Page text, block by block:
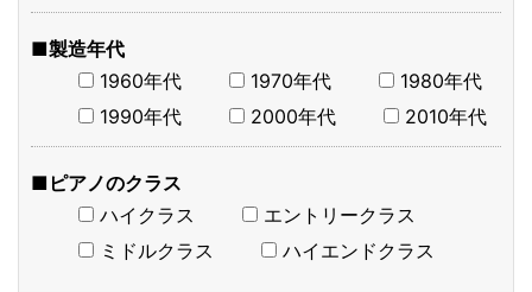
■製造年代
1960年代
1970年代
1980年代
1990年代
2000年代 2010年代
■ピアノのクラス
ハイクラス
エントリークラス
ミドルクラス
ハイエンドクラス